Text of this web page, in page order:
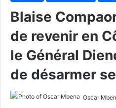
Blaise
de revenir en
le Général
de désarmer
Oscar